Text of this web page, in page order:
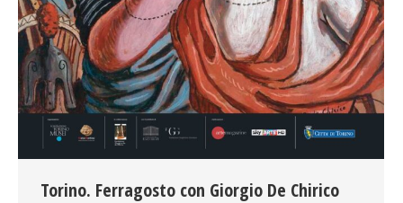
Torino. Ferragosto con Giorgio De Chirico